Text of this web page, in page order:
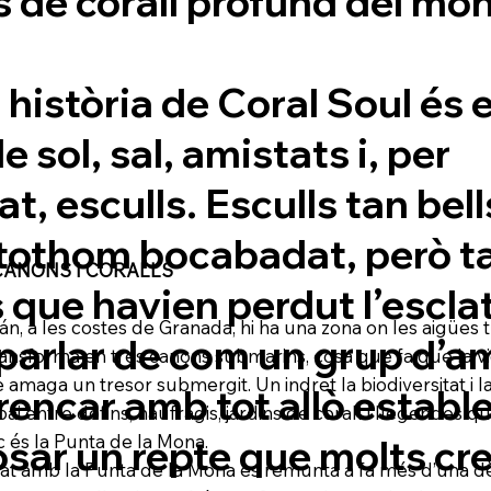
de Coral Soul és
sol, sal, amistats i, per
esculls. Esculls tan
bocabadat, però
havien perdut
de com un grup
amb tot allò
un repte que molts
I CORALLS
a les costes de Granada, hi ha una zona on les
en tres canons submarins, cosa que fa que la
un tresor submergit. Un indret la biodiversitat i
entre dofins, naufragis, jardins de corall i llegendes
la Punta de la Mona.
amb la Punta de la Mona es remunta a fa més d’una